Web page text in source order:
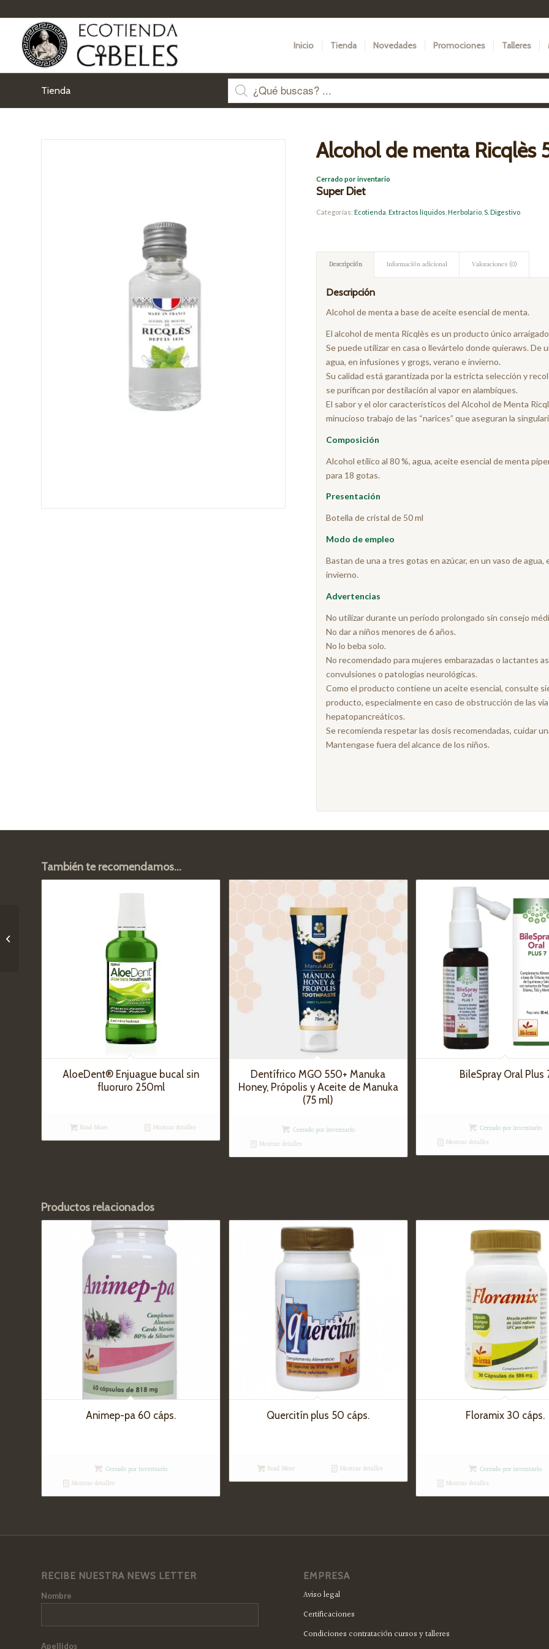
Inicio Tienda Novedades Promociones Talleres
Tienda
Alcohol de menta Ricqlès
Cerrado por inventario
Super Diet
Categorías:Ecotienda ,Extractos líquidos ,Herbolario ,S. Digestivo
Descripción Información adicional Valoraciones (0)
Descripción
Alcohol de menta a base de aceite esencial de menta.
El alcohol de menta Ricqlès es un producto único
Se puede utilizar en casa o llevártelo donde quieraws. De
agua, en infusiones y grogs, verano e invierno.
Su calidad está garantizada por la estricta selección y
se purifican por destilación al vapor en alambiques.
El sabor y el olor característicos del Alcohol de Menta
minucioso trabajo de las “narices” que aseguran la
Composición
Alcohol etílico al 80 %, agua, aceite esencial de menta
para 18 gotas.
Presentación
Botella de cristal de 50 ml
Modo de empleo
Bastan de una a tres gotas en azúcar, en un vaso de
invierno.
Advertencias
No utilizar durante un período prolongado sin consejo
No dar a niños menores de 6 años.
No lo beba solo.
No recomendado para mujeres embarazadas o lactantes
convulsiones o patologías neurológicas.
Como el producto contiene un aceite esencial, consulte
producto, especialmente en caso de obstrucción de las
hepatopancreáticos.
Se recomienda respetar las dosis recomendadas, cuidar
Mantengase fuera del alcance de los niños.
También te recomendamos…
AloeDent® Enjuague bucal sin
fluoruro 250ml
Read More Mostrar detalles
Dentífrico MGO 550+ Manuka
Honey, Própolis y Aceite de Manuka
(75 ml)
Cerrado por inventario
Mostrar detalles
BileSpray Oral Plus
Cerrado por inventario
Mostrar detalles
Productos relacionados
Animep-pa 60 cáps.
Cerrado por inventario
Mostrar detalles
Quercitín plus 50 cáps.
Read More Mostrar detalles
Floramix 30 cáps.
Cerrado por inventario
Mostrar detalles
RECIBE NUESTRA NEWS LETTER
Nombre
Apellidos
EMPRESA
Aviso legal
Certificaciones
Condiciones contratación cursos y talleres